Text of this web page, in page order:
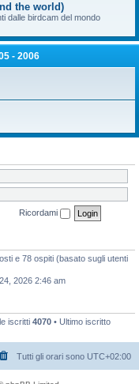
the world)
dalle birdcam del mondo
- 2006
Ricordami
e 78 ospiti (basato sugli utenti
2026 2:46 am
iscritti 4070 • Ultimo iscritto
Tutti gli orari sono UTC+02:00